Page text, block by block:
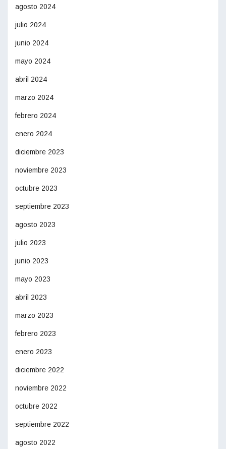
agosto 2024
julio 2024
junio 2024
mayo 2024
abril 2024
marzo 2024
febrero 2024
enero 2024
diciembre 2023
noviembre 2023
octubre 2023
septiembre 2023
agosto 2023
julio 2023
junio 2023
mayo 2023
abril 2023
marzo 2023
febrero 2023
enero 2023
diciembre 2022
noviembre 2022
octubre 2022
septiembre 2022
agosto 2022